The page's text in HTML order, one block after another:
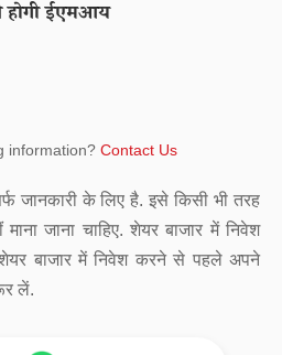
होगी ईएमआय
information? Contact Us
जानकारी के लिए है. इसे किसी भी तरह
जाना चाहिए. शेयर बाजार में निवेश
शेयर बाजार में निवेश करने से पहले अपने
लें.